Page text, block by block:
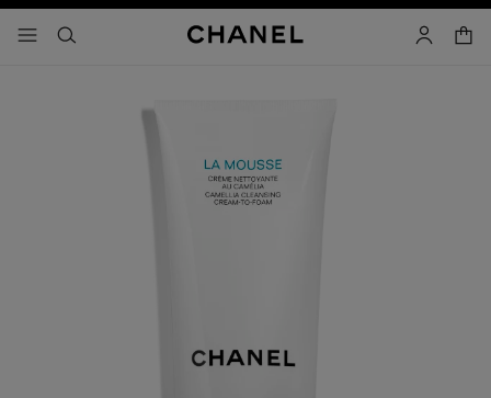
- navegación principal
buscar cuenta
carrito